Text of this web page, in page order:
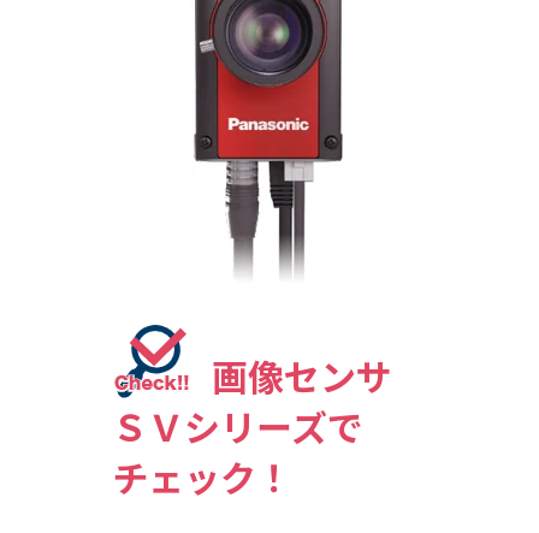
画像センサ
ＳＶシリーズで
チェック！